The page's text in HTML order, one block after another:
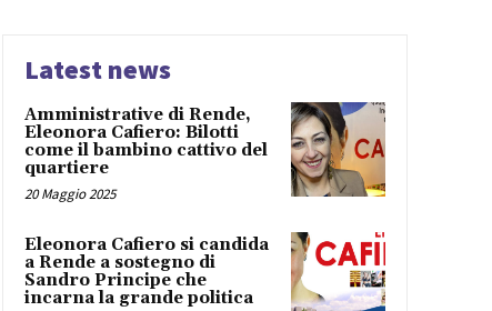
Latest news
Amministrative di Rende,
Eleonora Cafiero: Bilotti
come il bambino cattivo del
quartiere
20 Maggio 2025
Eleonora Cafiero si candida
a Rende a sostegno di
Sandro Principe che
incarna la grande politica